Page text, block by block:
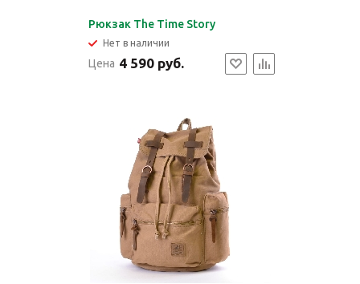
Рюкзак The Time Story
Нет в наличии
Цена 4 590 руб.